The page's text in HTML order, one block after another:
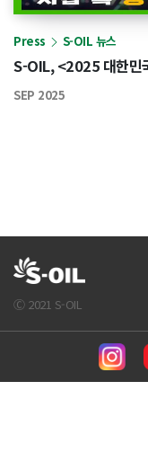
Press S-OIL 뉴스
S-OIL, <2025 대한민
SEP 2025
Ⓒ 2021 S-OIL